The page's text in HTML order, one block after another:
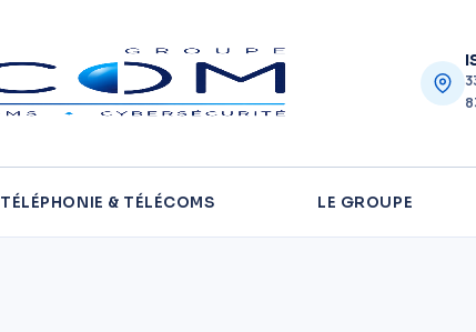
TÉLÉPHONIE & TÉLÉCOMS LE GROUPE